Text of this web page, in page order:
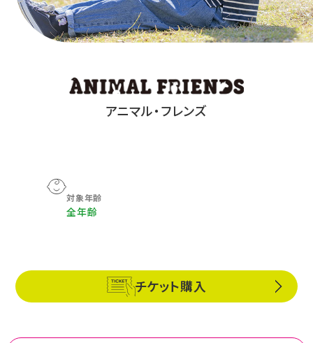
アニマル・フレンズ
対象年齢
全年齢
チケット購入